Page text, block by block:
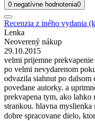
0 negatívne hodnotenia0
Recenzia z iného vydania
Lenka
Neoverený nákup
29.10.2015
velmi prijemne prekvapenie
po velmi nevydarenom
odvazila siahnut po dalsom
povedane autorky. a
prekvapena tym, ako lahko
strankou. hlavna
dobre spracovane dielo,